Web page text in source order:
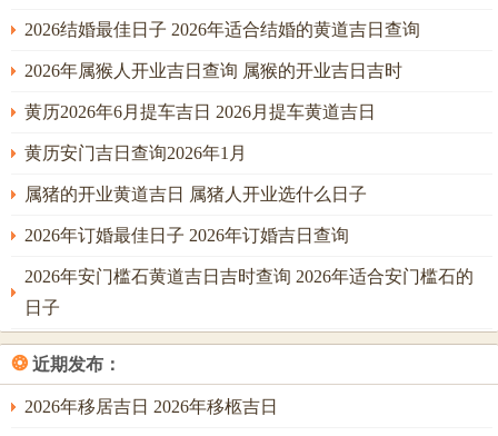
可制衡一二。本月合寿木之吉日，宜选水汽丰沛之日，以润
炎燥，如寅月中壬寅日，虽寅木生火，然天干壬水为阳水，
可收「水火既济」之功，主棺木防水防潮，历经年月而坚固
不用为妙；倒不如取乙巳日，乙木生巳火，火势虽增，然巳
为丙之禄神，又与太岁午火半会火局，虽不济水，却可得旺
火生土，土旺则棺木根基深厚。
此即辩证之处：火旺虽主燥。然若用于阴宅，燥土亦能吸收
地中湿气，保护棺木不腐，反成其美，故正月择日，重在分
析水润与土厚，若命主八字原局水旺，则可用火土之日；若
2026结婚最佳日子 2026年适合结婚的黄道吉日查询
2026年属猴人开业吉日查询 属猴的开业吉日吉时
黄历2026年6月提车吉日 2026月提车黄道吉日
黄历安门吉日查询2026年1月
属猪的开业黄道吉日 属猪人开业选什么日子
2026年订婚最佳日子 2026年订婚吉日查询
2026年安门槛石黄道吉日吉时查询 2026年适合安门槛石的
日子
❂ 近期发布：
2026年移居吉日 2026年移柩吉日